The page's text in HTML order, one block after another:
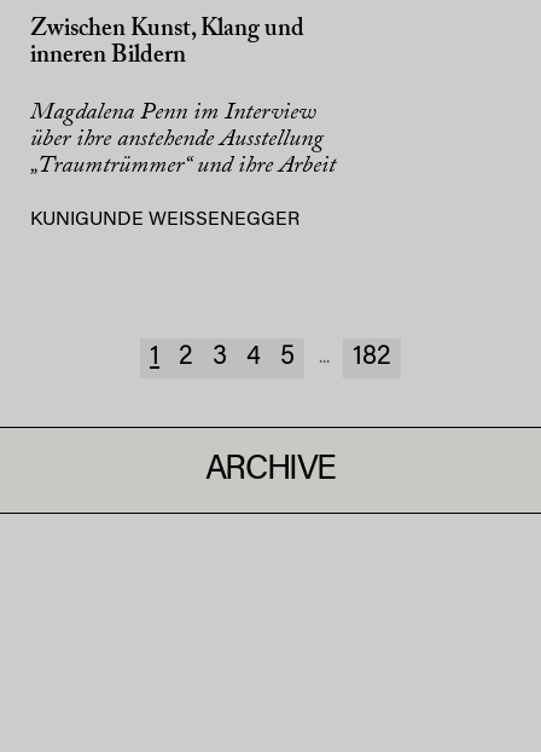
Zwischen Kunst, Klang und
inneren Bildern
Magdalena Penn im Interview
über ihre anstehende Ausstellung
„Traumtrümmer“ und ihre Arbeit
KUNIGUNDE WEISSENEGGER
1 2 3 4 5 ... 182
ARCHIVE